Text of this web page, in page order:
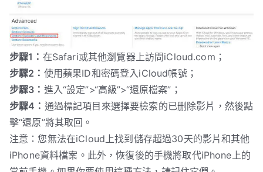
步驟1： 在Safari或其他瀏覽器上訪問iCloud.com；
步驟2： 使用蘋果ID和密碼登入iCloud帳號；
步驟3： 進入“設定”>“高級”>“還原檔案”；
步驟4： 通過標記項目來選擇要檢索的已删除影片，然後點
擊“還原”將其取回。
注意：您無法在iCloud上找到儲存超過30天的影片和其他
iPhone資料檔案。此外，恢復後的手機將取代iPhone上的